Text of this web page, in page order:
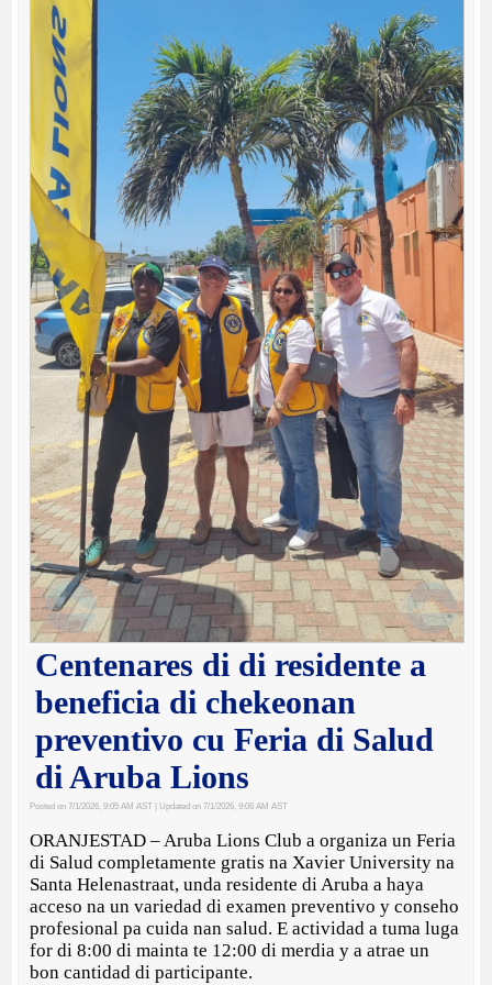
Centenares di di residente a
beneficia di chekeonan
preventivo cu Feria di Salud
di Aruba Lions
Posted on 7/1/2026, 9:05 AM AST | Updated on 7/1/2026, 9:06 AM AST
ORANJESTAD – Aruba Lions Club a organiza un Feria
di Salud completamente gratis na Xavier University na
Santa Helenastraat, unda residente di Aruba a haya
acceso na un variedad di examen preventivo y conseho
profesional pa cuida nan salud. E actividad a tuma luga
for di 8:00 di mainta te 12:00 di merdia y a atrae un
bon cantidad di participante.